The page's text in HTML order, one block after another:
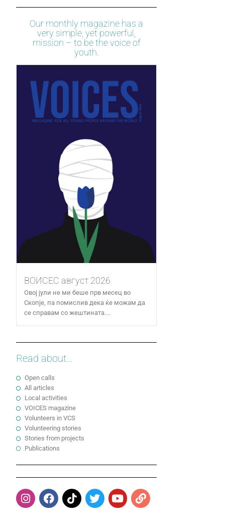
Our monthly magazine has a
very simple, yet powerful,
mission – to be the voice of
youth.
ВОИСЕС август 2026
Овој јули не ми беше прв месец во
Скопје, па помислив дека ќе можам да
се справам со жештината....
Read about...
Open calls
All articles
Local activities
VOICES magazine
Volunteers in VCS
Volunteering stories
Stories from projects
Publications